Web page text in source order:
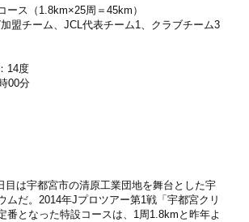
ース（1.8km×25周＝45km）
盟チーム、JCL代表チーム1、クラブチーム3
14度
00分
目は宇都宮市の清原工業団地を舞台とした宇
ムだ。2014年Jプロツアー第1戦「宇都宮クリ
番となった特設コースは、1周1.8kmと昨年よ